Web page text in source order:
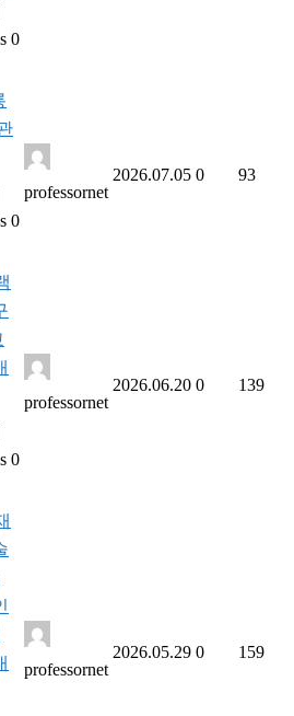
0
0
professornet
2026.07.05 0 93
0
professornet
2026.06.20 0 139
professornet
2026.05.29 0 159